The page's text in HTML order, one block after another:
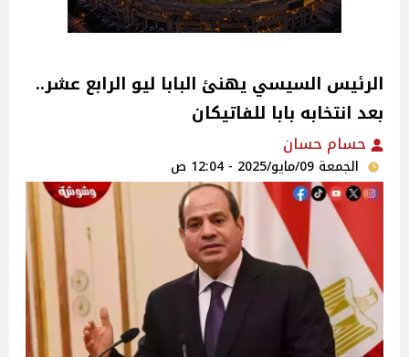
الرئيس السيسي يهنئ البابا ليو الرابع عشر..
بعد انتخابه بابا للفاتيكان‎
حسام حسان
الجمعة 09/مايو/2025 - 12:04 ص